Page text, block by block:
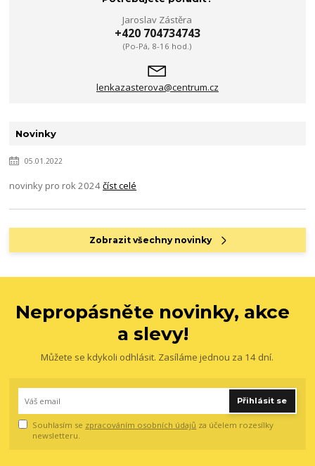
Jaroslav Zástěra
+420 704734743
(Po-Pá, 8-16 hod.)
lenkazasterova@centrum.cz
Novinky
05.01.2022
novinky pro rok 2024číst celé
Zobrazit všechny novinky
Nepropásněte novinky, akce
a slevy!
Můžete se kdykoli odhlásit. Zasíláme jednou za 14 dní.
Přihlásit se
Souhlasím se zpracováním osobních údajů za účelem rozesílky
newsletteru.